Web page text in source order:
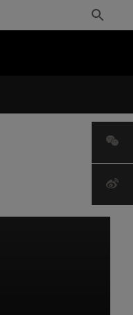
Toggle
Search